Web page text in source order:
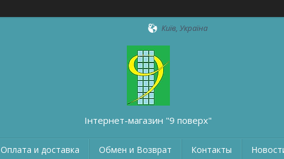
Київ, Україна
Інтернет-магазин "9 поверх"
Оплата и доставка Обмен и Возврат Контакты